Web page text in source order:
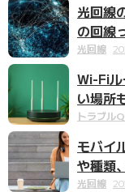
光回線
の回線
光回線
Wi-Fiル
い場所
トラブル
モバイ
や種類
光回線